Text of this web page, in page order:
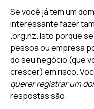
Se você já tem um
interessante fazer
.org.nz. Isto porque
pessoa ou empresa
do seu negócio (que
crescer) em risco.
querer registrar um
respostas são: